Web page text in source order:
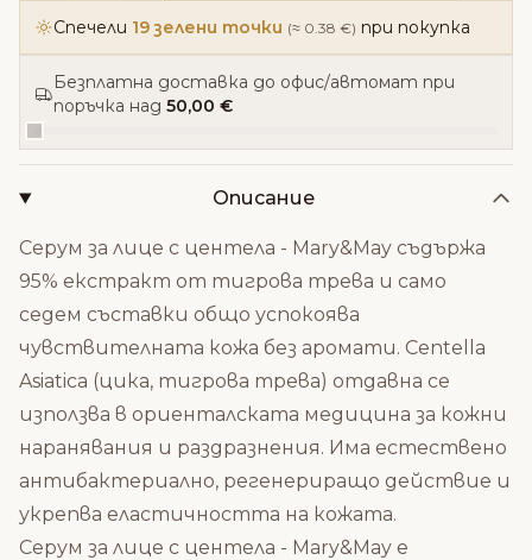
Спечели 19 зелени точки (≈ 0.38 €) при покупка
Безплатна доставка до офис/автомат при
поръчка над 50,00 €
Описание
Серум за лице с центела - Mary&May съдържа
95% екстракт от тигрова трева и само
седем съставки общо успокоява
чувствителната кожа без аромати. Centella
Asiatica (цика, тигрова трева) отдавна се
използва в ориенталската медицина за кожни
наранявания и раздразнения. Има естествено
антибактериално, регенериращо действие и
укрепва еластичността на кожата.
Серум за лице с центела - Mary&May е